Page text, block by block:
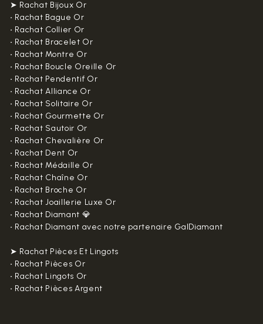
➤ Rachat Bijoux Or
• Rachat Bague Or
• Rachat Collier Or
• Rachat Bracelet Or
• Rachat Montre Or
• Rachat Boucle Oreille Or
• Rachat Pendentif Or
• Rachat Alliance Or
• Rachat Solitaire Or
• Rachat Gourmette Or
• Rachat Sautoir Or
• Rachat Chevalière Or
• Rachat Dent Or
• Rachat Médaille Or
• Rachat Chaîne Or
• Rachat Broche Or
• Rachat Joaillerie Luxe Or
• Rachat Diamant 💎
• Rachat Diamant avec notre partenaire GalDiamant
➤ Rachat Pièces Et Lingots
• Rachat Pièces Or
• Rachat Lingots Or
• Rachat Pièces Argent